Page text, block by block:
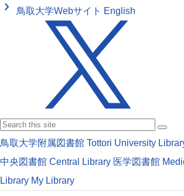
keyboard_arrow_right 鳥取大学Webサイト English
鳥取大学附属図書館 Tottori University
中央図書館 Central Library 医学図書館
Library My Library